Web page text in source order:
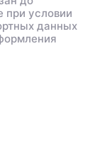
при условии
данных